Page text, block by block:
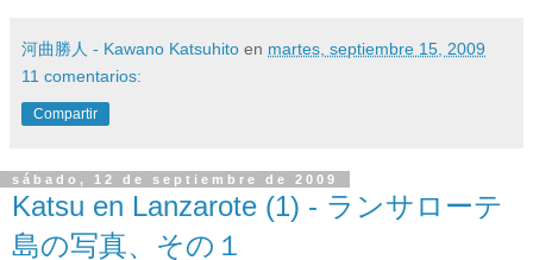
河曲勝人 - Kawano Katsuhito en martes, septiembre 15, 2009
11 comentarios:
Compartir
sábado, 12 de septiembre de 2009
Katsu en Lanzarote (1) - ランサローテ
島の写真、その１